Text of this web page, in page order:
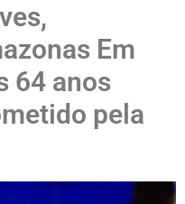
Em
64 anos
pela